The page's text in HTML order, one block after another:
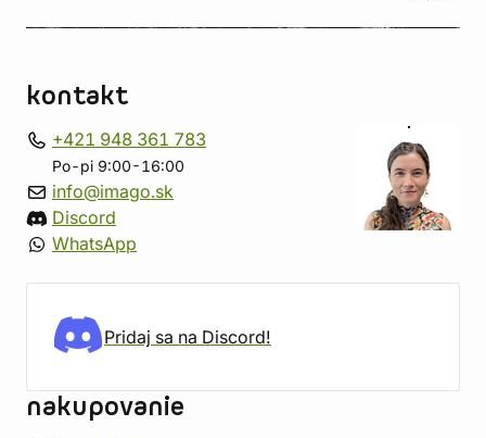
kontakt
+421 948 361 783
Po-pi 9:00-16:00
info@imago.sk
Discord
WhatsApp
Pridaj sa na Discord!
nakupovanie